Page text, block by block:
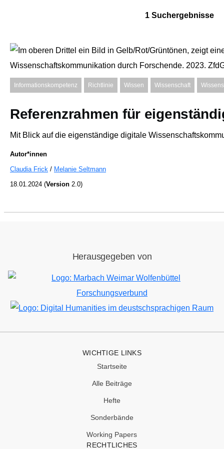
1 Suchergebnisse
Informationskompetenz Richtlinie Wissen Wissenschaft
Referenzrahmen für
Mit Blick auf die eigenständige digitale
Autor*innen
Claudia Frick
Melanie Seltmann
18.01.2024 (Version 2.0)
Herausgegeben von
Bild
Bild
WICHTIGE LINKS
Startseite
Alle Beiträge
Hefte
Sonderbände
Working Papers
RECHTLICHES